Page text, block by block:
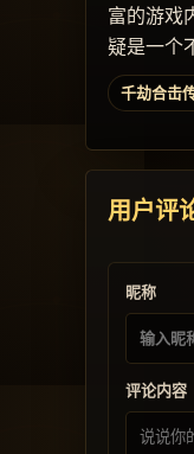
富的游戏
疑是一个
千劫合击
用户评
昵称
评论内容